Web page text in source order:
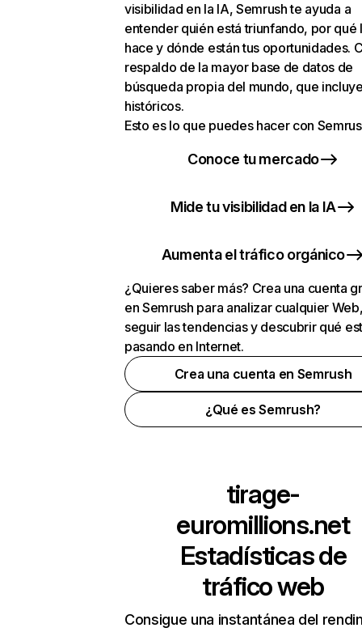
visibilidad en la IA, Semrush te ayuda a
entender quién está triunfando, por qué
hace y dónde están tus oportunidades.
respaldo de la mayor base de datos de
búsqueda propia del mundo, que
históricos.
Esto es lo que puedes hacer con
Conoce tu mercado
Mide tu visibilidad en la IA
Aumenta el tráfico orgánico
¿Quieres saber más? Crea una cuenta
en Semrush para analizar cualquier
seguir las tendencias y descubrir qué
pasando en Internet.
Crea una cuenta en Semrush
¿Qué es Semrush?
tirage-
euromillions.net
Estadísticas de
tráfico web
Consigue una instantánea del